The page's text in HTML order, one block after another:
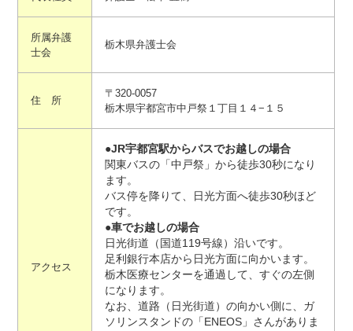
所属弁護
士会
栃木県弁護士会
住 所
〒320-0057
栃木県宇都宮市中戸祭１丁目１４−１５
アクセス
●JR宇都宮駅からバスでお越しの場合
関東バスの「中戸祭」から徒歩30秒になり
ます。
バス停を降りて、日光方面へ徒歩30秒ほど
です。
●車でお越しの場合
日光街道（国道119号線）沿いです。
足利銀行本店から日光方面に向かいます。
栃木医療センターを通過して、すぐの左側
になります。
なお、道路（日光街道）の向かい側に、ガ
ソリンスタンドの「ENEOS」さんがありま